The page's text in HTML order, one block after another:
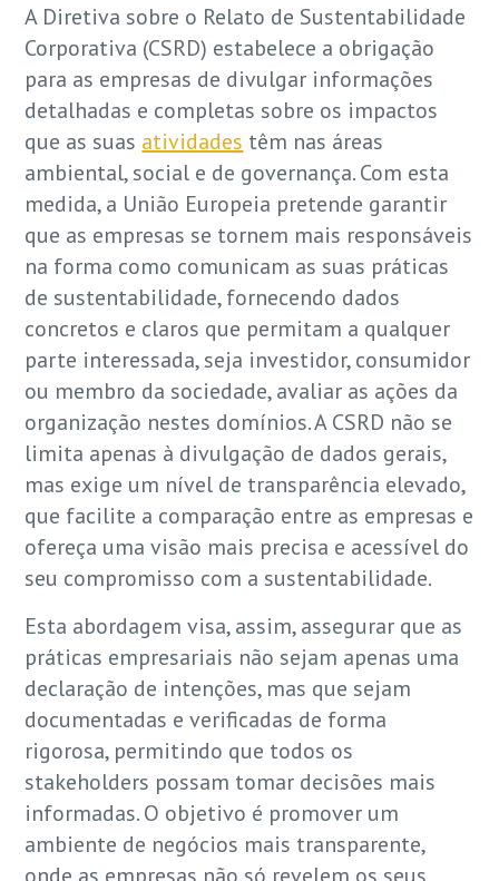
A Diretiva sobre o Relato de Sustentabilidade
Corporativa (CSRD) estabelece a obrigação
para as empresas de divulgar informações
detalhadas e completas sobre os impactos
que as suas atividades têm nas áreas
ambiental, social e de governança. Com esta
medida, a União Europeia pretende garantir
que as empresas se tornem mais responsáveis
na forma como comunicam as suas práticas
de sustentabilidade, fornecendo dados
concretos e claros que permitam a qualquer
parte interessada, seja investidor, consumidor
ou membro da sociedade, avaliar as ações da
organização nestes domínios. A CSRD não se
limita apenas à divulgação de dados gerais,
mas exige um nível de transparência elevado,
que facilite a comparação entre as empresas e
ofereça uma visão mais precisa e acessível do
seu compromisso com a sustentabilidade.
Esta abordagem visa, assim, assegurar que as
práticas empresariais não sejam apenas uma
declaração de intenções, mas que sejam
documentadas e verificadas de forma
rigorosa, permitindo que todos os
stakeholders possam tomar decisões mais
informadas. O objetivo é promover um
ambiente de negócios mais transparente,